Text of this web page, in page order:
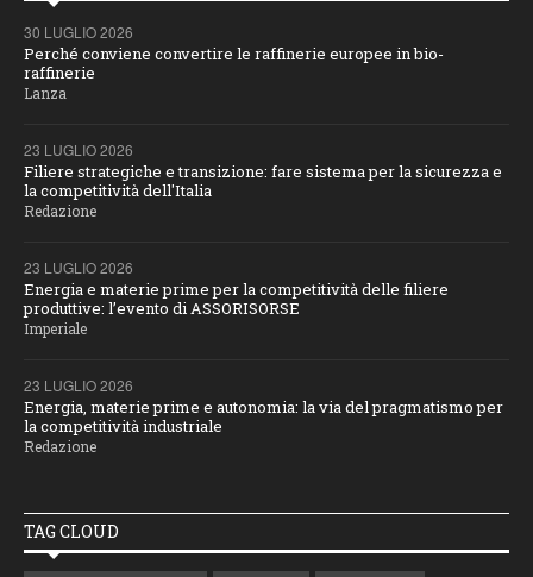
30 LUGLIO 2026
Perché conviene convertire le raffinerie europee in bio-
raffinerie
Lanza
23 LUGLIO 2026
Filiere strategiche e transizione: fare sistema per la sicurezza e
la competitività dell'Italia
Redazione
23 LUGLIO 2026
Energia e materie prime per la competitività delle filiere
produttive: l’evento di ASSORISORSE
Imperiale
23 LUGLIO 2026
Energia, materie prime e autonomia: la via del pragmatismo per
la competitività industriale
Redazione
TAG CLOUD